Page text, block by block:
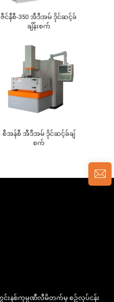
ဇီင်နီစီ-350 အီဒီအမ် ဒိုင်ဆင့်ခ်
ချိန်းစက်
စီအန်စီ အီဒီအမ် ဒိုင်ဆင့်ခ်ချ်
စက်
င်းနစ်ကုမ္ပဏီလီမိတက်မှ စဥ်လုပ်ငန်း